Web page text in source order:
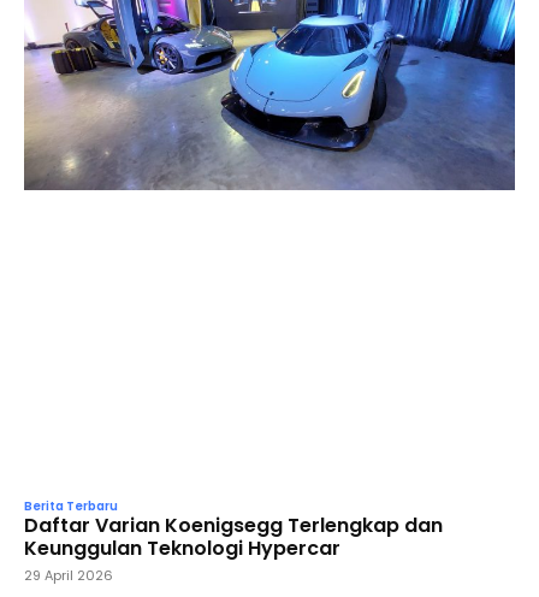
Berita Terbaru
Daftar Varian Koenigsegg Terlengkap dan
Keunggulan Teknologi Hypercar
29 April 2026